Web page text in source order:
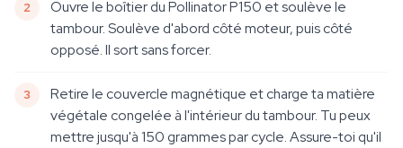
Ouvre le boîtier du Pollinator P150 et soulève le
tambour. Soulève d'abord côté moteur, puis côté
opposé. Il sort sans forcer.
Retire le couvercle magnétique et charge ta matière
végétale congelée à l'intérieur du tambour. Tu peux
mettre jusqu'à 150 grammes par cycle. Assure-toi qu'il